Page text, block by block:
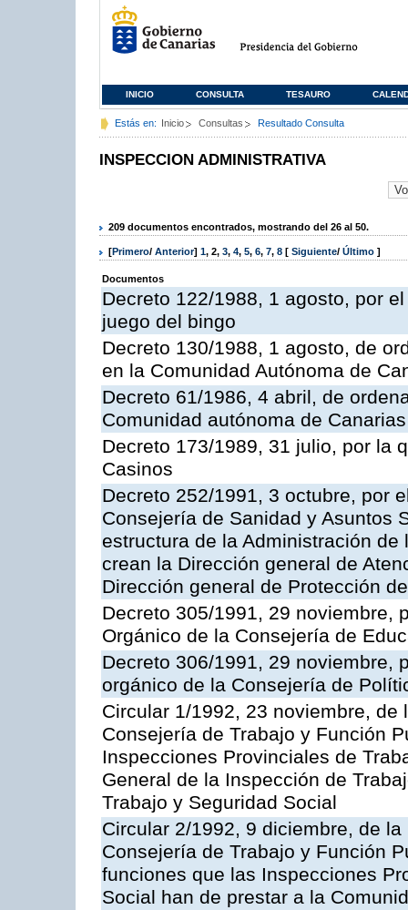
INICIO CONSULTA TESAURO
Estás en: Inicio Consultas Resultado Consulta
INSPECCION ADMINISTRATIVA
209 documentos encontrados, mostrando del 26 al 50.
[Primero/ Anterior] 1, 2, 3, 4, 5, 6, 7, 8 [ Siguiente/ Último ]
Documentos
Decreto 122/1988, 1 agosto, por
juego del bingo
Decreto 130/1988, 1 agosto, de
en la Comunidad Autónoma de
Decreto 61/1986, 4 abril, de
Comunidad autónoma de Canarias
Decreto 173/1989, 31 julio, por la
Casinos
Decreto 252/1991, 3 octubre, por
Consejería de Sanidad y Asuntos
estructura de la Administración
crean la Dirección general de
Dirección general de Protección
Decreto 305/1991, 29 noviembre,
Orgánico de la Consejería de
Decreto 306/1991, 29 noviembre,
orgánico de la Consejería de
Circular 1/1992, 23 noviembre,
Consejería de Trabajo y Función
Inspecciones Provinciales de
General de la Inspección de
Trabajo y Seguridad Social
Circular 2/1992, 9 diciembre, de
Consejería de Trabajo y Función
funciones que las Inspecciones
Social han de prestar a la